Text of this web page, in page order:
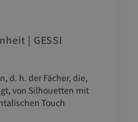
| GESSI
d. h. der Fächer, die,
von Silhouetten mit
Touch